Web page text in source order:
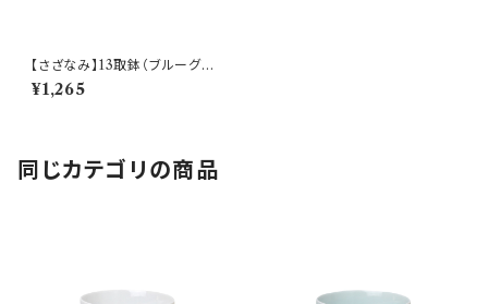
【さざなみ】13取鉢（ブルーグレ
ー) O-M43203
¥1,265
同じカテゴリの商品